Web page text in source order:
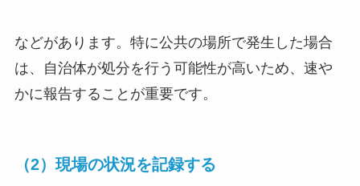
などがあります。特に公共の場所で発生した場合
は、自治体が処分を行う可能性が高いため、速や
かに報告することが重要です。
（2）現場の状況を記録する